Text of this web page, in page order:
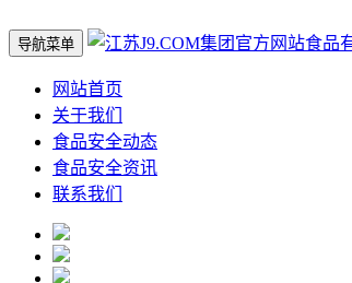
导航菜单
网站首页
关于我们
食品安全动态
食品安全资讯
联系我们